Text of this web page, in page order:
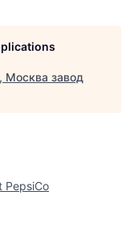
Москва завод
PepsiCo